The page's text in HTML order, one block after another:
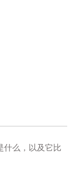
什么，以及它比